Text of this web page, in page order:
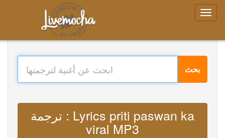
بحث
ترجمة : Lyrics priti paswan ka
viral MP3